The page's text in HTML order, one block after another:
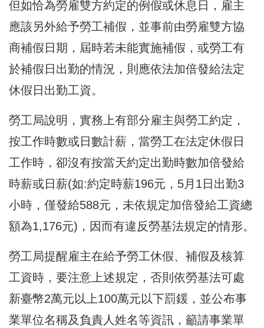
但如恰為勞雇雙方約定的例假或休息日，雇主
應該另外給予勞工補假，並事前由勞雇雙方協
商補假日期，屆時若未能實施補假，或勞工有
於補假日出勤的情況，則應依法加倍發給法定
休假日出勤工資。
勞工局說明，實務上有部分雇主與勞工約定，
按工作時數或日數計薪，當勞工在法定休假日
工作時，卻沒有按當天約定出勤時數加倍發給
時薪或日薪(如:約定時薪196元，5月1日出勤3
小時，僅發給588元，未依規定加倍發給工資總
額為1,176元)，因而有違反勞基法規定的情形。
勞工局提醒雇主在給予勞工休假、補假及核算
工資時，要注意上述規定，否則依勞基法可處
新臺幣2萬元以上100萬元以下罰鍰，並公布事
業單位名稱及負責人姓名等資訊，籲請事業單